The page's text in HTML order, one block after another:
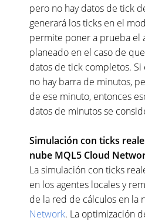
pero no hay datos de tick
generará los ticks en el
permite poner a prueba el
planeado en el caso de
datos de tick completos.
no hay barra de minutos,
de ese minuto, entonces
datos de minutos se
Simulación con ticks
nube MQL5 Cloud
La simulación con ticks
en los agentes locales y
de la red de cálculos en la
Network. La optimización